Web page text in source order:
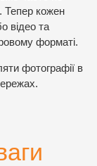
Тепер кожен
відео та
форматі.
фотографії в